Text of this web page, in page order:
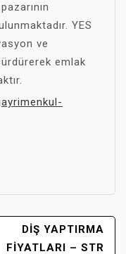
YES
ve
emlak
DIŞ YAPTIRMA
FIYATLARI – STR